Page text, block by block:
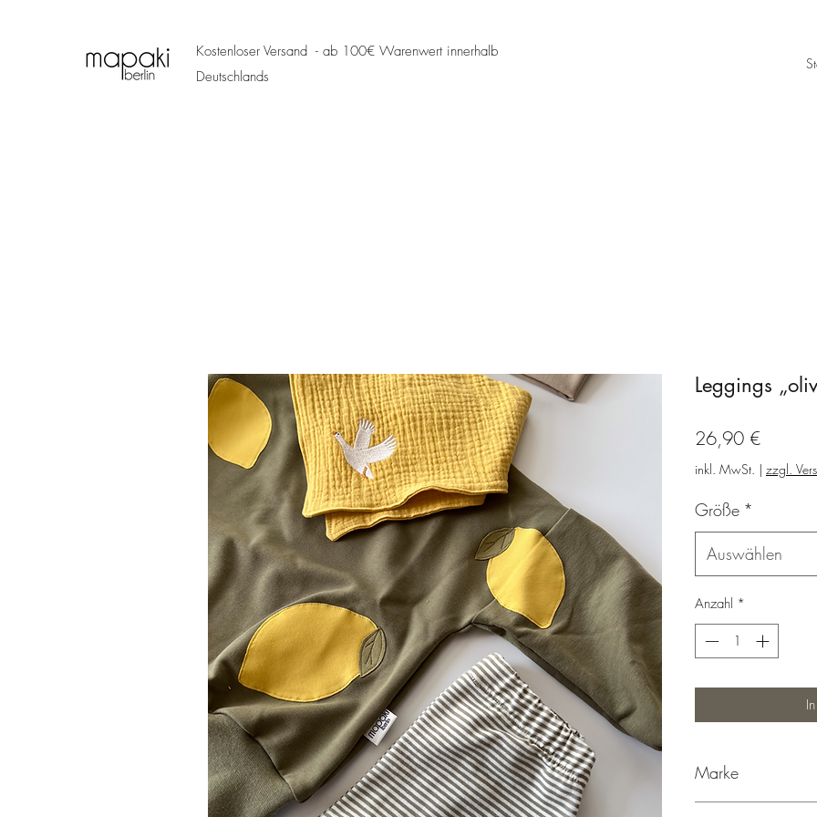
Kostenloser Versand - ab 100€ Warenwert innerhalb
Deutschlands
Leggings
26,90 €Preis
inkl. MwSt. | zzgl.
Größe *
Auswählen
Anzahl *
Marke